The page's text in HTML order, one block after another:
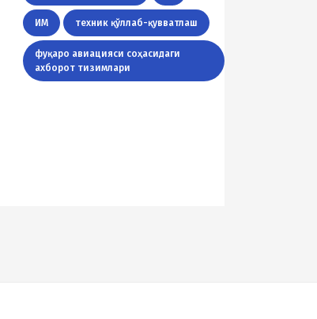
ИМ теxник қўллаб-қувватлаш
фуқаро авиацияси соҳасидаги
аxборот тизимлари